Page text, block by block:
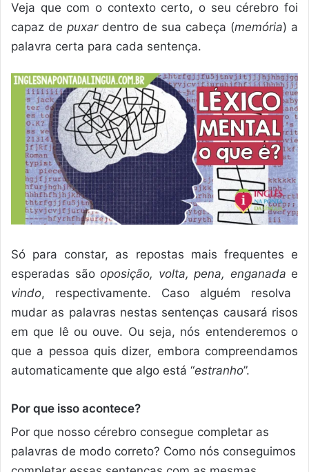
Veja que com o contexto certo, o seu cérebro foi
capaz de puxardentro de sua cabeça (memória) a
palavra certa para cada sentença.
Só para constar, as repostas mais frequentes e
esperadas são oposição, volta, pena, enganada e
vindo, respectivamente. Caso alguém resolva
mudar as palavras nestas sentenças causará risos
em que lê ou ouve. Ou seja, nós entenderemos o
que a pessoa quis dizer, embora compreendamos
automaticamente que algo está “estranho”.
Por que isso acontece?
Por que nosso cérebro consegue completar as
palavras de modo correto? Como nós conseguimos